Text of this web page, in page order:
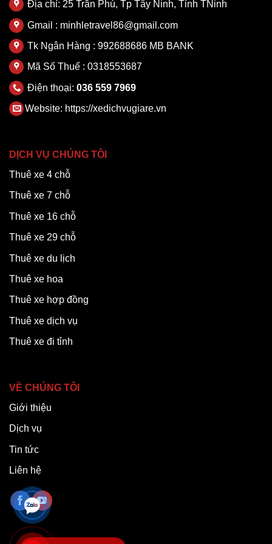
Địa chỉ: 25 Trần Phú, Tp Tây Ninh, Tỉnh TNinh
Gmail : minhletravel86@gmail.com
Tk Ngân Hàng : 992688686 MB BANK
Mã Số Thuế : 0318553687
Điện thoại: 036 559 7969
Website: https://xedichvugiare.vn
DỊCH VỤ CHÚNG TÔI
Thuê xe 4 chỗ
Thuê xe 7 chỗ
Thuê xe 16 chỗ
Thuê xe 29 chỗ
Thuê xe du lịch
Thuê xe hoa
Thuê xe hợp đồng
Thuê xe dịch vụ
Thuê xe đi tỉnh
VỀ CHÚNG TÔI
Giới thiệu
Dịch vụ
Tin tức
Liên hệ